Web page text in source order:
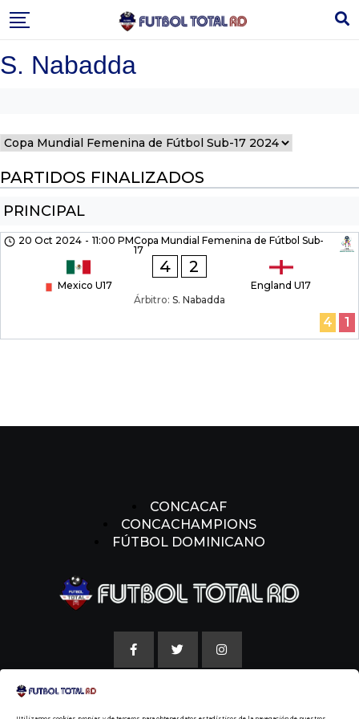
to
S. Nabadda
PARTIDOS FINALIZADOS
PRINCIPAL
Copa Mundial Femenina de Fútbol Sub-
17
20 Oct 2024 - 11:00 PM
Mexico U17
4 2
England U17
Árbitro: S. Nabadda
4 1
CONCACAF
CONCACHAMPIONS
FÚTBOL DOMINICANO